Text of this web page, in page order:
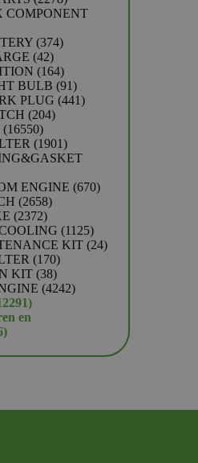
producten
COMPONENT
374374
4242
producten
164164
producten
BULB 9191
producten
PLUG 441441
204204
1655016550
producten
19011901
producten
ENGINE 670670
26582658
23722372
producten
11251125
producten
KIT 2424
170170
producten
KIT 3838
producten
42424242
12291
producten
en
6